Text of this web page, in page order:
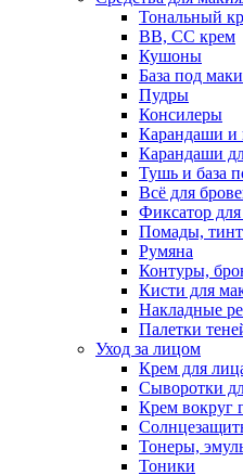
Тональный
BB, CC крем
Кушоны
База под
Пудры
Консилеры
Карандаши и
Карандаши
Тушь и база
Всё для
Фиксатор
Помады,
Румяна
Контуры,
Кисти для
Накладные
Палетки
Уход за лицом
Крем для
Сыворотки
Крем вокруг
Тонеры,
Тоники